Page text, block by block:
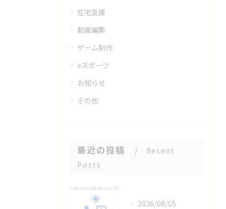
在宅支援
動画編集
ゲーム制作
eスポーツ
お知らせ
その他
最近の投稿
Recent
Posts
2026/08/05